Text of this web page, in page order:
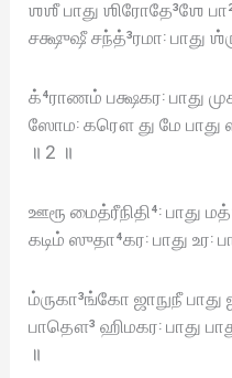
ஶஶீ பாது ஶிரோதே³ஶே
சக்ஷுஷீ சந்த்³ரமா꞉ பாது
க்⁴ராணம் பக்ஷகர꞉ பாது
ஸோம꞉ கரௌ து மே பாது
॥ 2 ॥
ஊரூ மைத்ரீநிதி⁴꞉ பாது
கடிம் ஸுதா⁴கர꞉ பாது உர꞉
ம்ருகா³ங்கோ ஜாநுநீ பாது
பாதௌ³ ஹிமகர꞉ பாது
॥